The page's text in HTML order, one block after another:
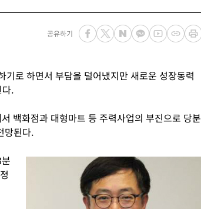
공유하기
로 하면서 부담을 덜어냈지만 새로운 성장동력
.
백화점과 대형마트 등 주력사업의 부진으로 당분
망된다.